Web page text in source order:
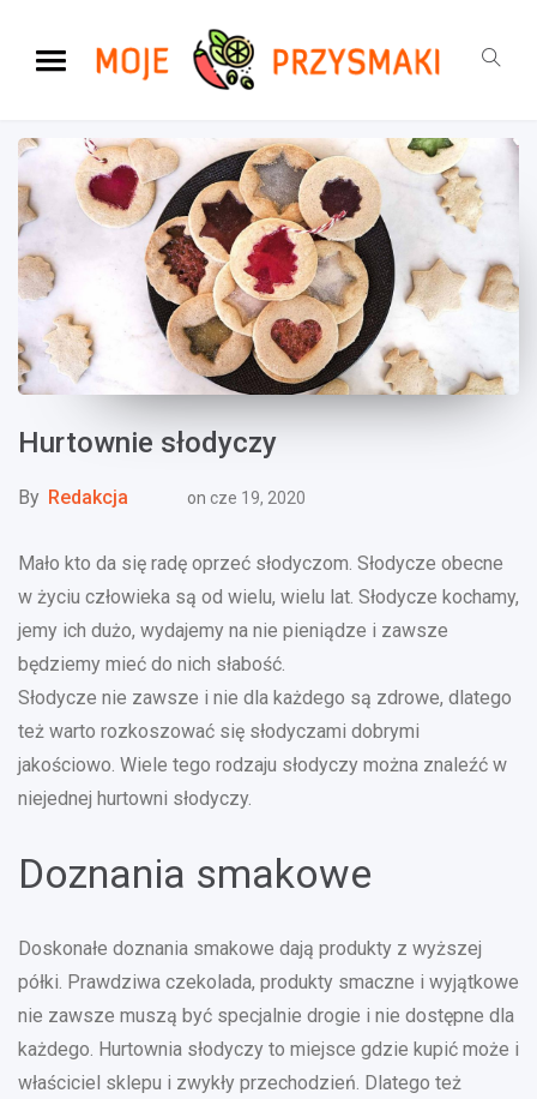
Hurtownie słodyczy
By Redakcja on cze 19, 2020
Mało kto da się radę oprzeć słodyczom. Słodycze obecne
w życiu człowieka są od wielu, wielu lat. Słodycze kochamy,
jemy ich dużo, wydajemy na nie pieniądze i zawsze
będziemy mieć do nich słabość.
Słodycze nie zawsze i nie dla każdego są zdrowe, dlatego
też warto rozkoszować się słodyczami dobrymi
jakościowo. Wiele tego rodzaju słodyczy można znaleźć w
niejednej hurtowni słodyczy.
Doznania smakowe
Doskonałe doznania smakowe dają produkty z wyższej
półki. Prawdziwa czekolada, produkty smaczne i wyjątkowe
nie zawsze muszą być specjalnie drogie i nie dostępne dla
każdego. Hurtownia słodyczy to miejsce gdzie kupić może i
właściciel sklepu i zwykły przechodzień. Dlatego też